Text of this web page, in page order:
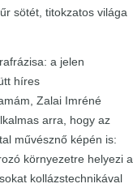
sötét, titokzatos világa
a jelen
híres
Zalai Imréné
arra, hogy az
művésznő képén is:
környezetre helyezi a
kollázstechnikával